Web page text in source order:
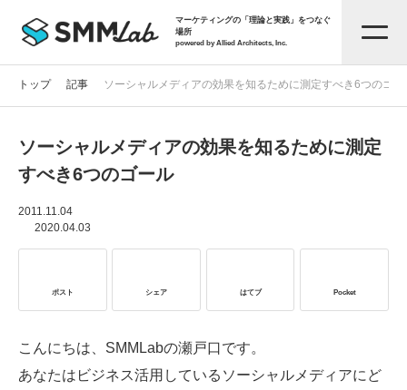
マーケティングの「理論と実践」をつなぐ
場所
powered by Allied Architects, Inc.
記事一覧
サービス資料
トップ 記事 ソーシャルメディアの効果を知るために測定すべき6つのゴー
ソーシャルメディアの効果を知るために測定
すべき6つのゴール
2011.11.04
2020.04.03
ポスト シェア はてブ Pocket
こんにちは、SMMLabの瀬戸口です。
あなたはビジネス活用しているソーシャルメディアにど